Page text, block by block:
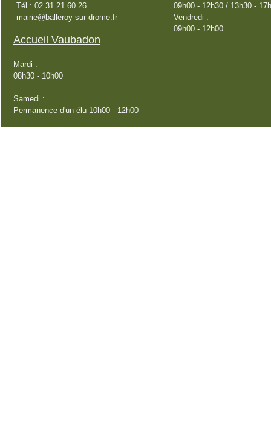
Tél : 02.31.21.60.26
mairie@balleroy-sur-drome.fr
09h00 - 12h30 / 13h30 -
Vendredi :
09h00 - 12h00
Accueil Vaubadon
Mardi :
08h30 - 10h00
Samedi :
Permanence d'un élu 10h00 - 12h00